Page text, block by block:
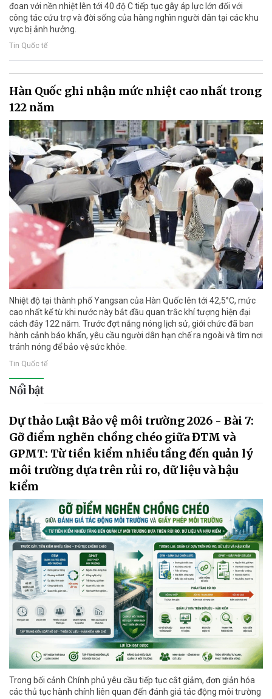
đoan với nền nhiệt lên tới 40 độ C tiếp tục gây áp lực lớn đối với
công tác cứu trợ và đời sống của hàng nghìn người dân tại các khu
vực bị ảnh hưởng.
Tin Quốc tế
Hàn Quốc ghi nhận mức nhiệt cao nhất trong
122 năm
Nhiệt độ tại thành phố Yangsan của Hàn Quốc lên tới 42,5°C, mức
cao nhất kể từ khi nước này bắt đầu quan trắc khí tượng hiện đại
cách đây 122 năm. Trước đợt nắng nóng lịch sử, giới chức đã ban
hành cảnh báo khẩn, yêu cầu người dân hạn chế ra ngoài và tìm nơi
tránh nóng để bảo vệ sức khỏe.
Tin Quốc tế
Nổi bật
Dự thảo Luật Bảo vệ môi trường 2026 - Bài 7:
Gỡ điểm nghẽn chồng chéo giữa ĐTM và
GPMT: Từ tiền kiểm nhiều tầng đến quản lý
môi trường dựa trên rủi ro, dữ liệu và hậu
kiểm
Trong bối cảnh Chính phủ yêu cầu tiếp tục cắt giảm, đơn giản hóa
các thủ tục hành chính liên quan đến đánh giá tác động môi trường